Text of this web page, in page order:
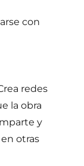
con
redes
la obra
y
otras